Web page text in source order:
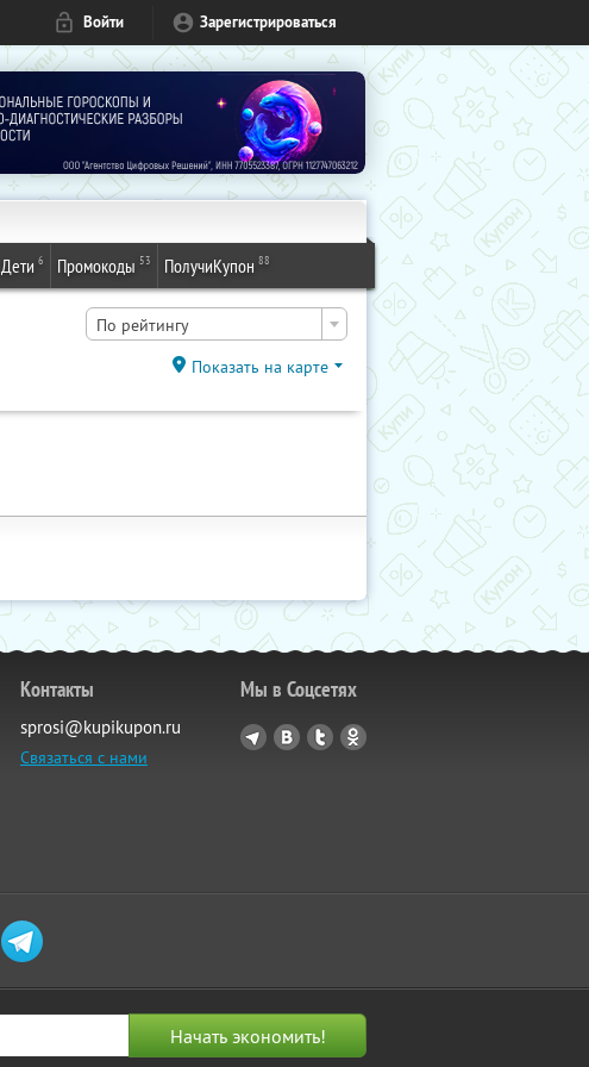
Войти Зарегистрироваться
Дети 6 Промокоды 53 ПолучиКупон 88
По рейтингу
Показать на карте
Контакты
sprosi@kupikupon.ru
Связаться с нами
Мы в Соцсетях